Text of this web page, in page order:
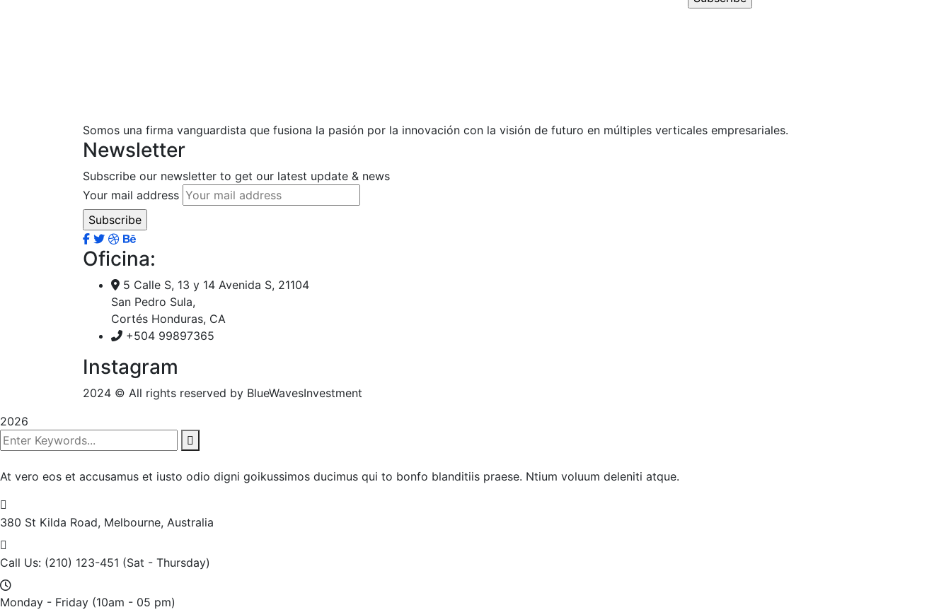
Somos una firma vanguardista que fusiona la pasión por la innovación con la visión de futuro en múltiples verticales empresariales.
Newsletter
Subscribe our newsletter to get our latest update & news
Your mail address
Oficina:
5 Calle S, 13 y 14 Avenida S, 21104
San Pedro Sula,
Cortés Honduras, CA
+504 99897365
Instagram
2024 © All rights reserved by BlueWavesInvestment
2026
At vero eos et accusamus et iusto odio digni goikussimos ducimus qui to bonfo blanditiis praese. Ntium voluum deleniti atque.
380 St Kilda Road, Melbourne, Australia
Call Us: (210) 123-451 (Sat - Thursday)
Monday - Friday (10am - 05 pm)